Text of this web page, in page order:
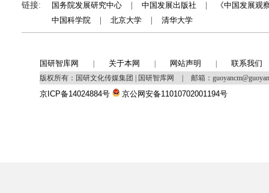
链接: 国务院发展研究中心 中国发展出版社
《中国发展观
中国科学院
北京大学 清华大学
国研智库网 关于本网 网站声明 联系我们
版权所有：国研文化传媒集团 | 国研智库网 邮箱：
京ICP备14024884号 京公网安备11010702001194号